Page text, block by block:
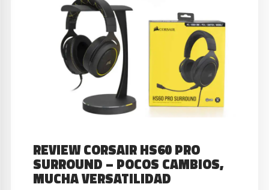
REVIEW CORSAIR HS60 PRO
SURROUND – POCOS CAMBIOS,
MUCHA VERSATILIDAD